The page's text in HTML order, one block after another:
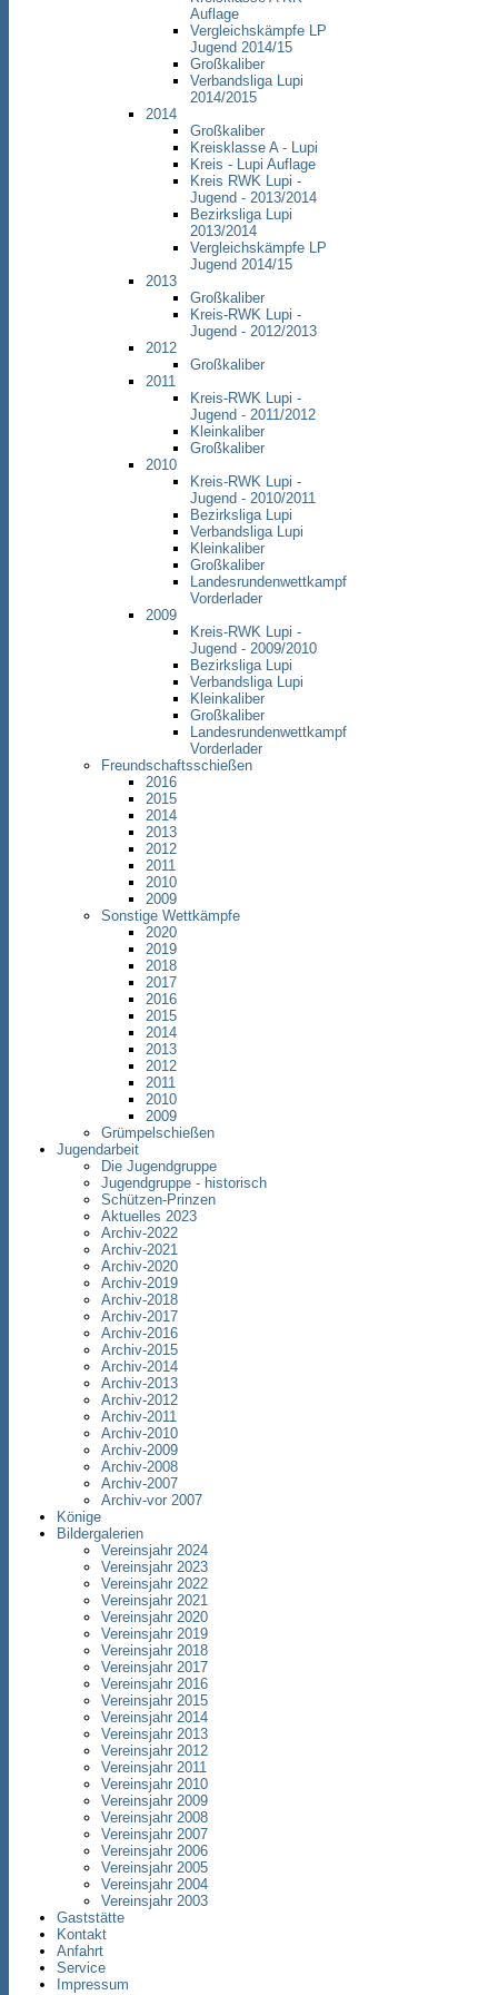
Auflage
Vergleichskämpfe LP
Jugend 2014/15
Großkaliber
Verbandsliga Lupi
2014/2015
2014
Großkaliber
Kreisklasse A - Lupi
Kreis - Lupi Auflage
Kreis RWK Lupi -
Jugend - 2013/2014
Bezirksliga Lupi
2013/2014
Vergleichskämpfe LP
Jugend 2014/15
2013
Großkaliber
Kreis-RWK Lupi -
Jugend - 2012/2013
2012
Großkaliber
2011
Kreis-RWK Lupi -
Jugend - 2011/2012
Kleinkaliber
Großkaliber
2010
Kreis-RWK Lupi -
Jugend - 2010/2011
Bezirksliga Lupi
Verbandsliga Lupi
Kleinkaliber
Großkaliber
Landesrundenwettkampf
Vorderlader
2009
Kreis-RWK Lupi -
Jugend - 2009/2010
Bezirksliga Lupi
Verbandsliga Lupi
Kleinkaliber
Großkaliber
Landesrundenwettkampf
Vorderlader
Freundschaftsschießen
2016
2015
2014
2013
2012
2011
2010
2009
Sonstige Wettkämpfe
2020
2019
2018
2017
2016
2015
2014
2013
2012
2011
2010
2009
Grümpelschießen
Jugendarbeit
Die Jugendgruppe
Jugendgruppe - historisch
Schützen-Prinzen
Aktuelles 2023
Archiv-2022
Archiv-2021
Archiv-2020
Archiv-2019
Archiv-2018
Archiv-2017
Archiv-2016
Archiv-2015
Archiv-2014
Archiv-2013
Archiv-2012
Archiv-2011
Archiv-2010
Archiv-2009
Archiv-2008
Archiv-2007
Archiv-vor 2007
Könige
Bildergalerien
Vereinsjahr 2024
Vereinsjahr 2023
Vereinsjahr 2022
Vereinsjahr 2021
Vereinsjahr 2020
Vereinsjahr 2019
Vereinsjahr 2018
Vereinsjahr 2017
Vereinsjahr 2016
Vereinsjahr 2015
Vereinsjahr 2014
Vereinsjahr 2013
Vereinsjahr 2012
Vereinsjahr 2011
Vereinsjahr 2010
Vereinsjahr 2009
Vereinsjahr 2008
Vereinsjahr 2007
Vereinsjahr 2006
Vereinsjahr 2005
Vereinsjahr 2004
Vereinsjahr 2003
Gaststätte
Kontakt
Anfahrt
Service
Impressum